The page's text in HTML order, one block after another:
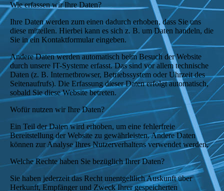
Wie erfassen wir Ihre Daten?
Ihre Daten werden zum einen dadurch erhoben, dass Sie uns
diese mitteilen. Hierbei kann es sich z. B. um Daten handeln, die
Sie in ein Kontaktformular eingeben.
Andere Daten werden automatisch beim Besuch der Website
durch unsere IT-Systeme erfasst. Das sind vor allem technische
Daten (z. B. Internetbrowser, Betriebssystem oder Uhrzeit des
Seitenaufrufs). Die Erfassung dieser Daten erfolgt automatisch,
sobald Sie diese Website betreten.
Wofür nutzen wir Ihre Daten?
Ein Teil der Daten wird erhoben, um eine fehlerfreie
Bereitstellung der Website zu gewährleisten. Andere Daten
können zur Analyse Ihres Nutzerverhaltens verwendet werden.
Welche Rechte haben Sie bezüglich Ihrer Daten?
Sie haben jederzeit das Recht unentgeltlich Auskunft über
Herkunft, Empfänger und Zweck Ihrer gespeicherten